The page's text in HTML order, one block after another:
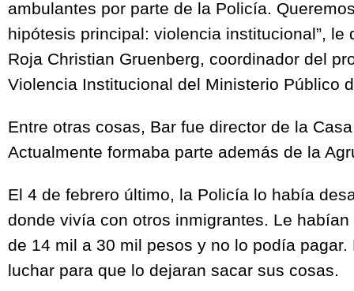
ambulantes por parte de la Policía.
hipótesis principal: violencia institucional”, le
Roja Christian Gruenberg, coordinador del
Violencia Institucional del Ministerio Público
Entre otras cosas, Bar fue director de la
Actualmente formaba parte además de la
El 4 de febrero último, la Policía lo había
donde vivía con otros inmigrantes. Le
de 14 mil a 30 mil pesos y no lo podía pagar.
luchar para que lo dejaran sacar sus cosas.